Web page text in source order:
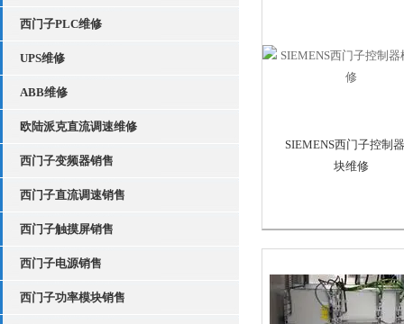
西门子PLC维修
UPS维修
ABB维修
欧陆派克直流调速维修
西门子变频器销售
西门子直流调速销售
西门子触摸屏销售
西门子电源销售
西门子功率模块销售
SIEMENS西门子控制
块维修